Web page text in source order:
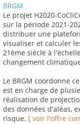
BRGM
Le projet H2020-
sur la période 2021-
distribuer une
visualiser et calculer
21ème siècle à
changement
Le BRGM coordonne
est en charge de
réalisation de
des données d'aléas,
risque. [ voir l'offre